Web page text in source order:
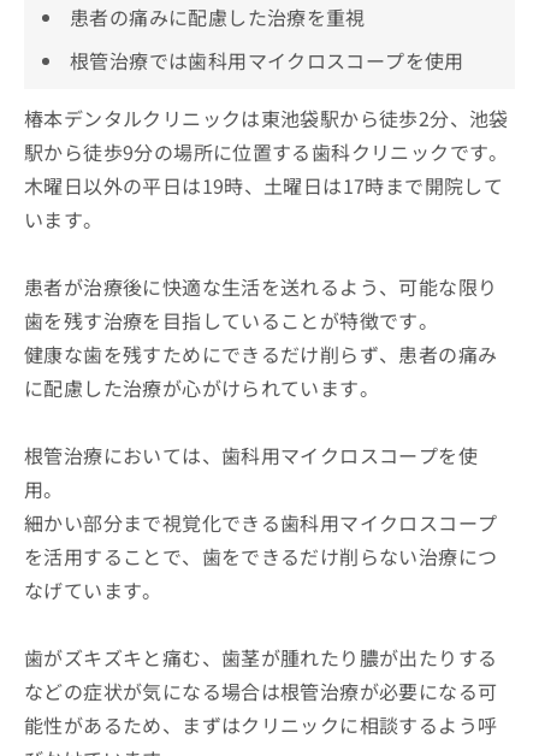
患者の痛みに配慮した治療を重視
根管治療では歯科用マイクロスコープを使用
椿本デンタルクリニックは東池袋駅から徒歩2分、池袋
駅から徒歩9分の場所に位置する歯科クリニックです。
木曜日以外の平日は19時、土曜日は17時まで開院して
います。
患者が治療後に快適な生活を送れるよう、可能な限り
歯を残す治療を目指していることが特徴です。
健康な歯を残すためにできるだけ削らず、患者の痛み
に配慮した治療が心がけられています。
根管治療においては、歯科用マイクロスコープを使
用。
細かい部分まで視覚化できる歯科用マイクロスコープ
を活用することで、歯をできるだけ削らない治療につ
なげています。
歯がズキズキと痛む、歯茎が腫れたり膿が出たりする
などの症状が気になる場合は根管治療が必要になる可
能性があるため、まずはクリニックに相談するよう呼